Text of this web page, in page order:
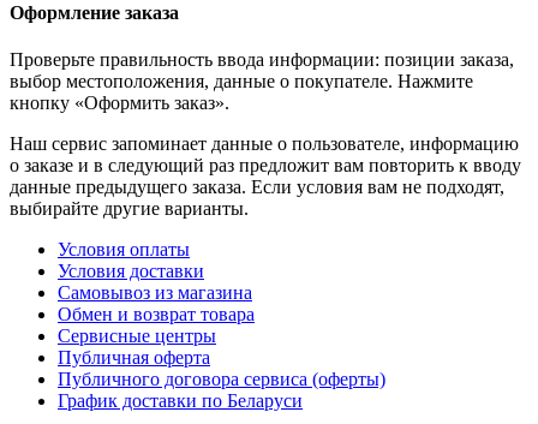
Оформление заказа
Проверьте правильность ввода информации: позиции заказа,
выбор местоположения, данные о покупателе. Нажмите
кнопку «Оформить заказ».
Наш сервис запоминает данные о пользователе, информацию
о заказе и в следующий раз предложит вам повторить к вводу
данные предыдущего заказа. Если условия вам не подходят,
выбирайте другие варианты.
Условия оплаты
Условия доставки
Самовывоз из магазина
Обмен и возврат товара
Сервисные центры
Публичная оферта
Публичного договора сервиса (оферты)
График доставки по Беларуси